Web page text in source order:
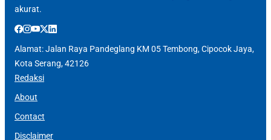
akurat.
Alamat: Jalan Raya Pandeglang KM 05 Tembong, Cipocok Jaya,
Kota Serang, 42126
Redaksi
About
Contact
Disclaimer